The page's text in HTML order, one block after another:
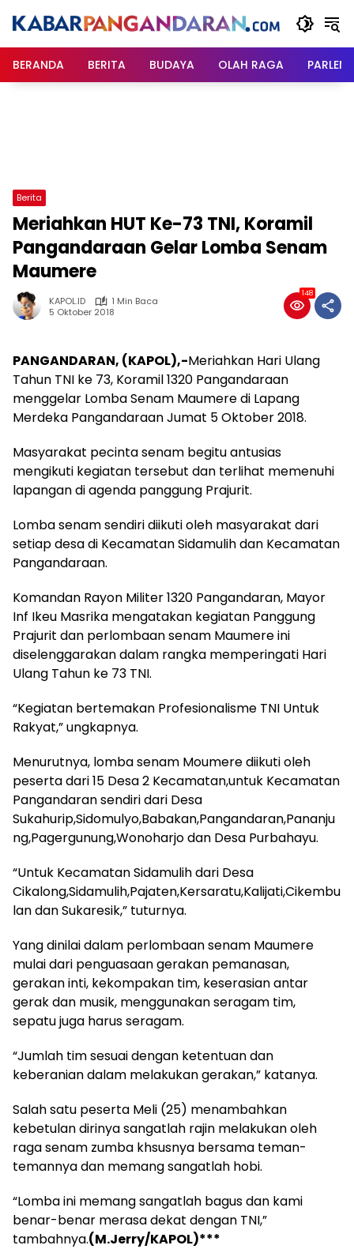
BERANDA
BERITA BUDAYA OLAH RAGA
Berita
Meriahkan HUT Ke-73 TNI, Koramil
Pangandaraan Gelar Lomba Senam
Maumere
KAPOL.ID
1 Min Baca
5 Oktober 2018
148
PANGANDARAN, (KAPOL),-Meriahkan Hari Ulang
Tahun TNI ke 73, Koramil 1320 Pangandaraan
menggelar Lomba Senam Maumere di Lapang
Merdeka Pangandaraan Jumat 5 Oktober 2018.
Masyarakat pecinta senam begitu antusias
mengikuti kegiatan tersebut dan terlihat memenuhi
lapangan di agenda panggung Prajurit.
Lomba senam sendiri diikuti oleh masyarakat dari
setiap desa di Kecamatan Sidamulih dan Kecamatan
Pangandaraan.
Komandan Rayon Militer 1320 Pangandaran, Mayor
Inf Ikeu Masrika mengatakan kegiatan Panggung
Prajurit dan perlombaan senam Maumere ini
diselenggarakan dalam rangka memperingati Hari
Ulang Tahun ke 73 TNI.
“Kegiatan bertemakan Profesionalisme TNI Untuk
Rakyat,” ungkapnya.
Menurutnya, lomba senam Moumere diikuti oleh
peserta dari 15 Desa 2 Kecamatan,untuk Kecamatan
Pangandaran sendiri dari Desa
Sukahurip,Sidomulyo,Babakan,Pangandaran,Pananju
ng,Pagergunung,Wonoharjo dan Desa Purbahayu.
“Untuk Kecamatan Sidamulih dari Desa
Cikalong,Sidamulih,Pajaten,Kersaratu,Kalijati,Cikembu
lan dan Sukaresik,” tuturnya.
Yang dinilai dalam perlombaan senam Maumere
mulai dari penguasaan gerakan pemanasan,
gerakan inti, kekompakan tim, keserasian antar
gerak dan musik, menggunakan seragam tim,
sepatu juga harus seragam.
“Jumlah tim sesuai dengan ketentuan dan
keberanian dalam melakukan gerakan,” katanya.
Salah satu peserta Meli (25) menambahkan
kebetulan dirinya sangatlah rajin melakukan oleh
raga senam zumba khsusnya bersama teman-
temannya dan memang sangatlah hobi.
“Lomba ini memang sangatlah bagus dan kami
benar-benar merasa dekat dengan TNI,”
tambahnya.(M.Jerry/KAPOL)***